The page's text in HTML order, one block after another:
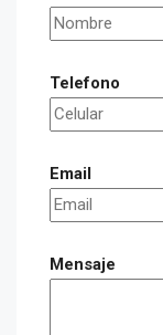
Telefono
Email
Mensaje